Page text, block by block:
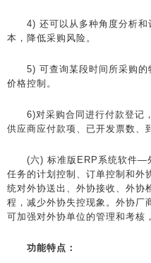
4) 还可以从多种角度分析和
本，降低采购风险。
5) 可查询某段时间所采购的
价格控制。
6)对采购合同进行付款登记，
供应商应付款项、已开发票数、
(六) 标准版ERP系统软件—外
任务的计划控制、订单控制和外
统对外协送出、外协接收、外协
程，减少外协失控现象。外协厂
可加强对外协单位的管理和考核
功能特点：